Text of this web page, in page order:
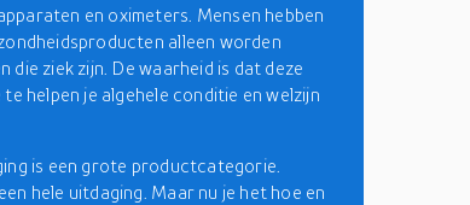
en oximeters. Mensen hebben
alleen worden
die ziek zijn. De waarheid is dat deze
helpen je algehele conditie en welzijn
is een grote productcategorie.
hele uitdaging. Maar nu je het hoe en